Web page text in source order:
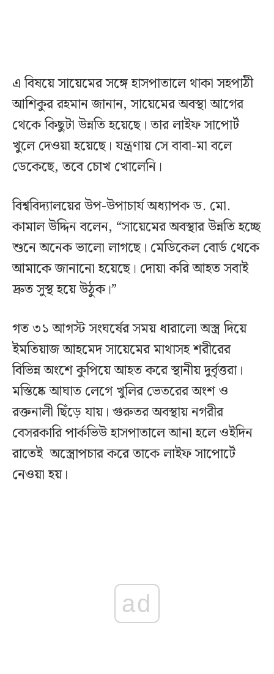
এ বিষয়ে সায়েমের সঙ্গে হাসপাতালে থাকা সহপাঠী
আশিকুর রহমান জানান, সায়েমের অবস্থা আগের
থেকে কিছুটা উন্নতি হয়েছে। তার লাইফ সাপোর্ট
খুলে দেওয়া হয়েছে। যন্ত্রণায় সে বাবা-মা বলে
ডেকেছে, তবে চোখ খোলেনি।
বিশ্ববিদ্যালয়ের উপ-উপাচার্য অধ্যাপক ড. মো.
কামাল উদ্দিন বলেন, “সায়েমের অবস্থার উন্নতি হচ্ছে
শুনে অনেক ভালো লাগছে। মেডিকেল বোর্ড থেকে
আমাকে জানানো হয়েছে। দোয়া করি আহত সবাই
দ্রুত সুস্থ হয়ে উঠুক।”
গত ৩১ আগস্ট সংঘর্ষের সময় ধারালো অস্ত্র দিয়ে
ইমতিয়াজ আহমেদ সায়েমের মাথাসহ শরীরের
বিভিন্ন অংশে কুপিয়ে আহত করে স্থানীয় দুর্বৃত্তরা।
মস্তিষ্কে আঘাত লেগে খুলির ভেতরের অংশ ও
রক্তনালী ছিঁড়ে যায়। গুরুতর অবস্থায় নগরীর
বেসরকারি পার্কভিউ হাসপাতালে আনা হলে ওইদিন
রাতেই অস্ত্রোপচার করে তাকে লাইফ সাপোর্টে
নেওয়া হয়।
ad